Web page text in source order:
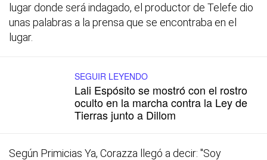
lugar donde será indagado, el productor de Telefe dio
unas palabras a la prensa que se encontraba en el
lugar.
SEGUIR LEYENDO
Lali Espósito se mostró con el rostro
oculto en la marcha contra la Ley de
Tierras junto a Dillom
Según Primicias Ya, Corazza llegó a decir: "Soy